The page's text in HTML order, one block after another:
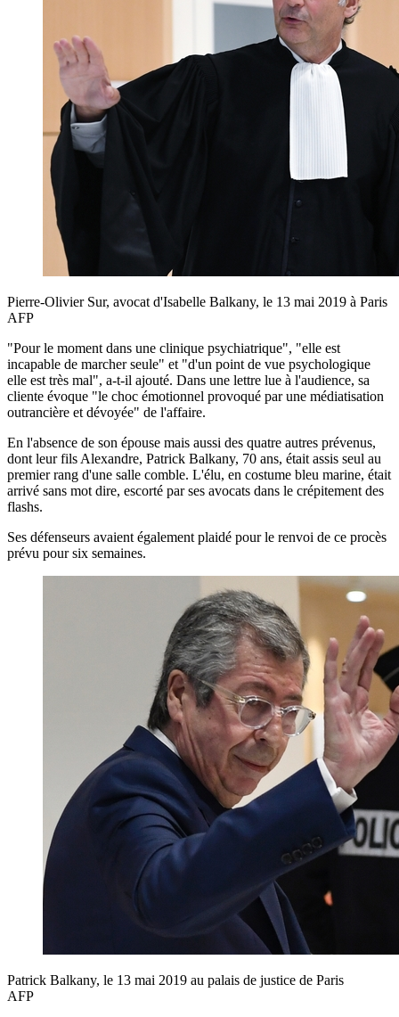
Pierre-Olivier Sur, avocat d'Isabelle Balkany, le 13 mai 2019 à Paris
AFP
"Pour le moment dans une clinique psychiatrique", "elle est
incapable de marcher seule" et "d'un point de vue psychologique
elle est très mal", a-t-il ajouté. Dans une lettre lue à l'audience, sa
cliente évoque "le choc émotionnel provoqué par une médiatisation
outrancière et dévoyée" de l'affaire.
En l'absence de son épouse mais aussi des quatre autres prévenus,
dont leur fils Alexandre, Patrick Balkany, 70 ans, était assis seul au
premier rang d'une salle comble. L'élu, en costume bleu marine, était
arrivé sans mot dire, escorté par ses avocats dans le crépitement des
flashs.
Ses défenseurs avaient également plaidé pour le renvoi de ce procès
prévu pour six semaines.
Patrick Balkany, le 13 mai 2019 au palais de justice de Paris
AFP